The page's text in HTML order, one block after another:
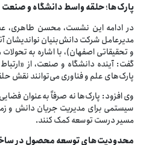
پارک‌ها؛حلقهواسطدانشگاهوصنعت
در ادامه این نشست، محسن طاهری،
مدیرعامل شرکت دانش‌بنیان نواندیشان
و تحقیقاتی اصفهان)، با اشاره به تحولات
گفت: آینده دانشگاه و صنعت، از
پارک‌های علم و فناوری می‌توانند نقش حلقه
وی افزود: پارک‌ها نه صرفاً به‌عنوان فضایی
سیستمی برای مدیریت جریان دانش و
مسیر درست توسعه کمک کنند.
محدودیت‌هایتوسعهمحصولدر